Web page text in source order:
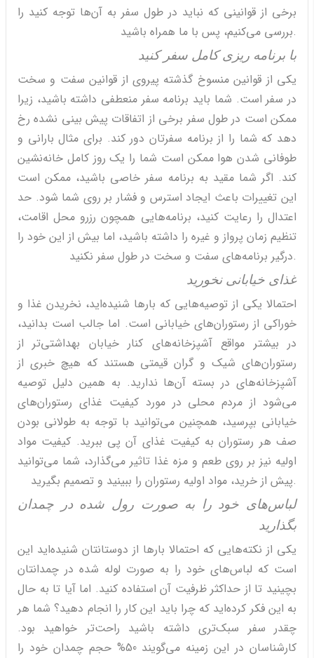
برخی از قوانینی که نباید در طول سفر به آن‌ها توجه کنید را
بررسی می‌کنیم، پس با ما همراه باشید.
با برنامه ریزی کامل سفر کنید
یکی از قوانین منسوخ گذشته پیروی از قوانین سفت و سخت
در سفر است. شما باید برنامه سفر منعطفی داشته باشید، زیرا
ممکن است در طول سفر برخی از اتفاقات پیش بینی نشده رخ
دهد که شما را از برنامه سفرتان دور کند. برای مثال بارانی و
طوفانی شدن هوا ممکن است شما را یک روز کامل خانه‌نشین
کند. اگر شما مقید به برنامه سفر خاصی باشید، ممکن است
این تغییرات باعث ایجاد استرس و فشار بر روی شما شود. حد
اعتدال را رعایت کنید، برنامه‌هایی همچون رزرو محل اقامت،
تنظیم زمان پرواز و غیره را داشته باشید، اما بیش از این خود را
درگیر برنامه‌های سفت و سخت در طول سفر نکنید.
غذای خیابانی نخورید
احتمالا یکی از توصیه‌هایی که بارها شنیده‌اید، نخریدن غذا و
خوراکی از رستوران‌های خیابانی است. اما جالب است بدانید،
در بیشتر مواقع آشپزخانه‌های کنار خیابان بهداشتی‌تر از
رستوران‌های شیک و گران قیمتی هستند که هیچ خبری از
آشپزخانه‌های در بسته آن‌ها ندارید. به همین دلیل توصیه
می‌شود از مردم محلی در مورد کیفیت غذای رستوران‌های
خیابانی بپرسید، همچنین می‌توانید با توجه به طولانی بودن
صف هر رستوران به کیفیت غذای آن پی ببرید. کیفیت مواد
اولیه نیز بر روی طعم و مزه غذا تاثیر می‌گذارد، شما می‌توانید
پیش از خرید، مواد اولیه رستوران را ببینید و تصمیم بگیرید.
لباس‌های خود را به صورت رول شده در چمدان
بگذارید
یکی از نکته‌هایی که احتمالا بارها از دوستانتان شنیده‌اید این
است که لباس‌های خود را به صورت لوله شده در چمدانتان
بچینید تا از حداکثر ظرفیت آن استفاده کنید. اما آیا تا به حال
به این فکر کرده‌اید که چرا باید این کار را انجام دهید؟ شما هر
چقدر سفر سبک‌تری داشته باشید راحت‌تر خواهید بود.
کارشناسان در این زمینه می‌گویند 50% حجم چمدان خود را